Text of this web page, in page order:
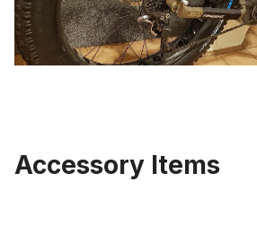
Accessory Items